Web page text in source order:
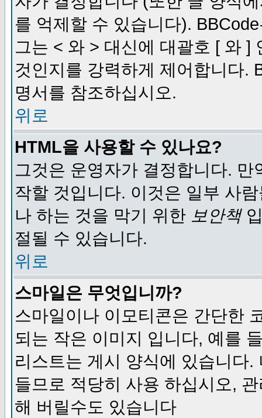
를 억제할 수 있습니다).
그는 < 와 > 대신에 대괄호 [ 와 ]
것인지를 강력하게 제어합니다.
명서를 참조하십시오.
위로
HTML을 사용할 수 있나요?
그것은 운영자가 결정합니다.
작할 것입니다. 이것은 일부 사
나 하는 것을 막기 위한 보안책
절될 수 있습니다.
위로
스마일은 무엇입니까?
스마일이나 이모티콘은 간단한
되는 작은 이미지 입니다, 예를
리스트는 게시 양식에 있습니다
들므로 적당히 사용 하십시오,
해 버릴수도 있습니다